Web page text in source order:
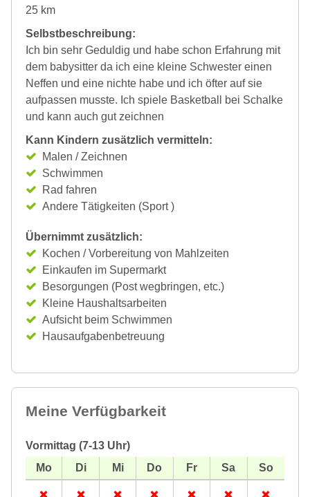
25 km
Selbstbeschreibung:
Ich bin sehr Geduldig und habe schon Erfahrung mit
dem babysitter da ich eine kleine Schwester einen
Neffen und eine nichte habe und ich öfter auf sie
aufpassen musste. Ich spiele Basketball bei Schalke
und kann auch gut zeichnen
Kann Kindern zusätzlich vermitteln:
Malen / Zeichnen
Schwimmen
Rad fahren
Andere Tätigkeiten (Sport )
Übernimmt zusätzlich:
Kochen / Vorbereitung von Mahlzeiten
Einkaufen im Supermarkt
Besorgungen (Post wegbringen, etc.)
Kleine Haushaltsarbeiten
Aufsicht beim Schwimmen
Hausaufgabenbetreuung
Meine Verfügbarkeit
Vormittag (7-13 Uhr)